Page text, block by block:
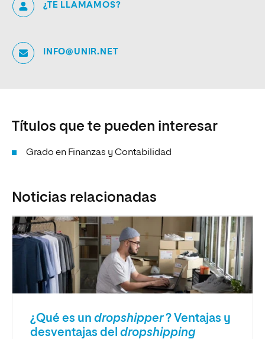
¿TE LLAMAMOS?
INFO@UNIR.NET
Títulos que te pueden interesar
Grado en Finanzas y Contabilidad
Noticias relacionadas
¿Qué es un dropshipper? Ventajas y
desventajas del dropshipping